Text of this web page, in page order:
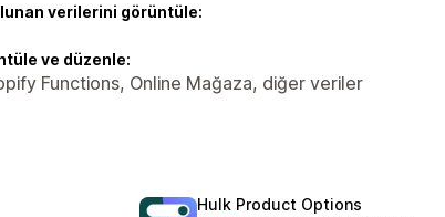
verilerini görüntüle:
ve düzenle:
Functions, Online Mağaza, diğer veriler
Hulk Product Options